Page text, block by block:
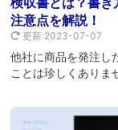
注意点を解説！
更新:2023-07-07
他社に商品を発注し
ことは珍しくありま